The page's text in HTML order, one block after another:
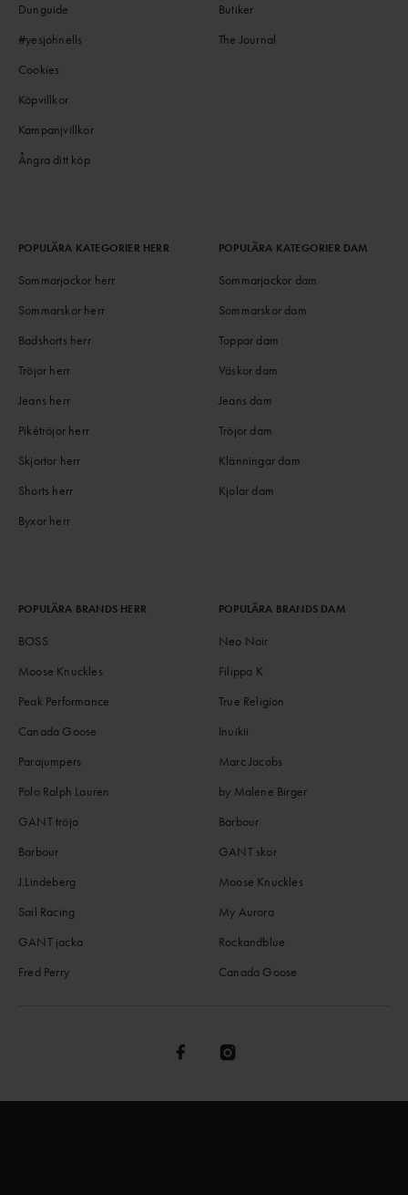
Dunguide
#yesjohnells
Cookies
Köpvillkor
Kampanjvillkor
Ångra ditt köp
Butiker
The Journal
POPULÄRA KATEGORIER HERR
Sommarjackor herr
Sommarskor herr
Badshorts herr
Tröjor herr
Jeans herr
Pikétröjor herr
Skjortor herr
Shorts herr
Byxor herr
POPULÄRA KATEGORIER DAM
Sommarjackor dam
Sommarskor dam
Toppar dam
Väskor dam
Jeans dam
Tröjor dam
Klänningar dam
Kjolar dam
POPULÄRA BRANDS HERR
BOSS
Moose Knuckles
Peak Performance
Canada Goose
Parajumpers
Polo Ralph Lauren
GANT tröja
Barbour
J.Lindeberg
Sail Racing
GANT jacka
Fred Perry
POPULÄRA BRANDS DAM
Neo Noir
Filippa K
True Religion
Inuikii
Marc Jacobs
by Malene Birger
Barbour
GANT skor
Moose Knuckles
My Aurora
Rockandblue
Canada Goose